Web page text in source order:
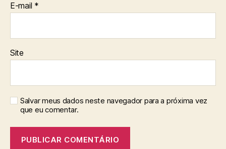
E-mail *
Site
Salvar meus dados neste navegador para a próxima vez
que eu comentar.